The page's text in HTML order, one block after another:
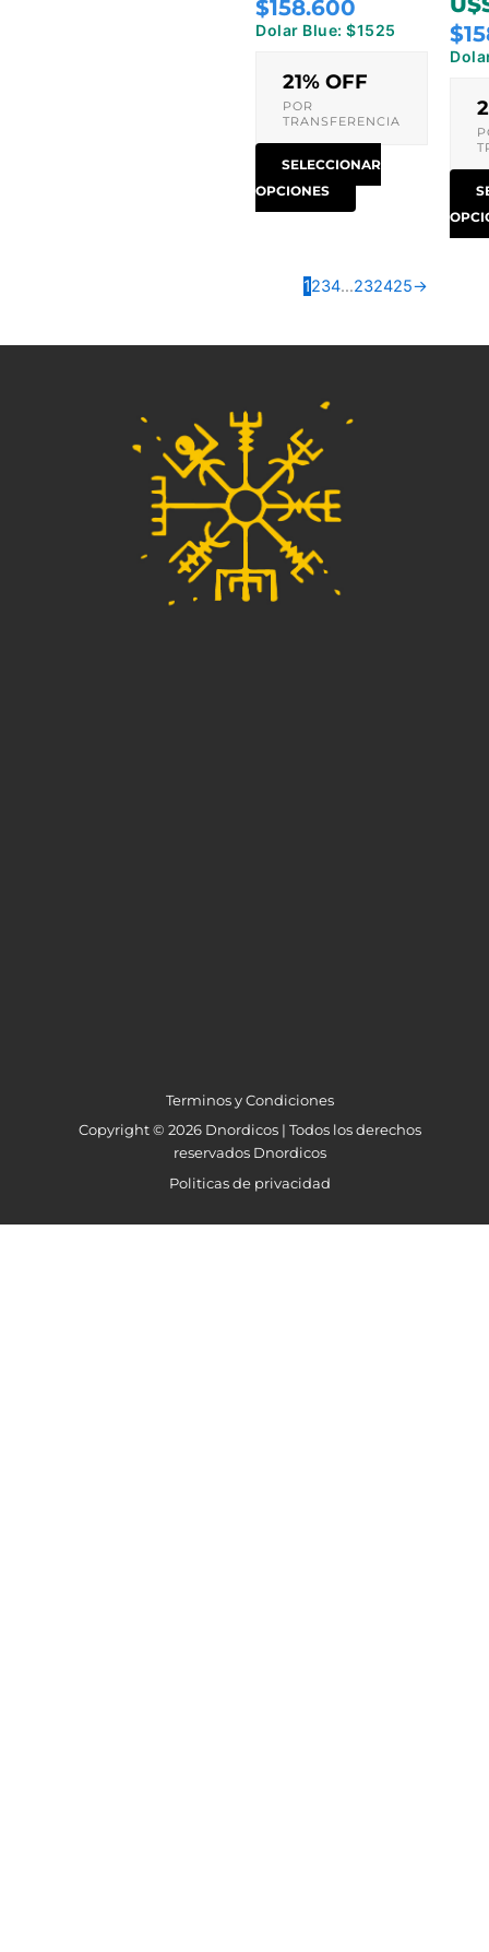
$158.600
Dolar Blue: $1525
21% OFF
POR
TRANSFERENCIA
SELECCIONAR
OPCIONES
página
producto
1234…232425→
Terminos y Condiciones
Copyright © 2026 Dnordicos | Todos los derechos
reservados Dnordicos
Politicas de privacidad